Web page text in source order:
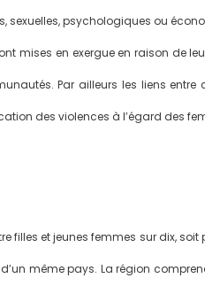
sexuelles, psychologiques ou
mises en exergue en raison de
Par ailleurs les liens
des violences à l’égard des
et jeunes femmes sur dix,
même pays. La région